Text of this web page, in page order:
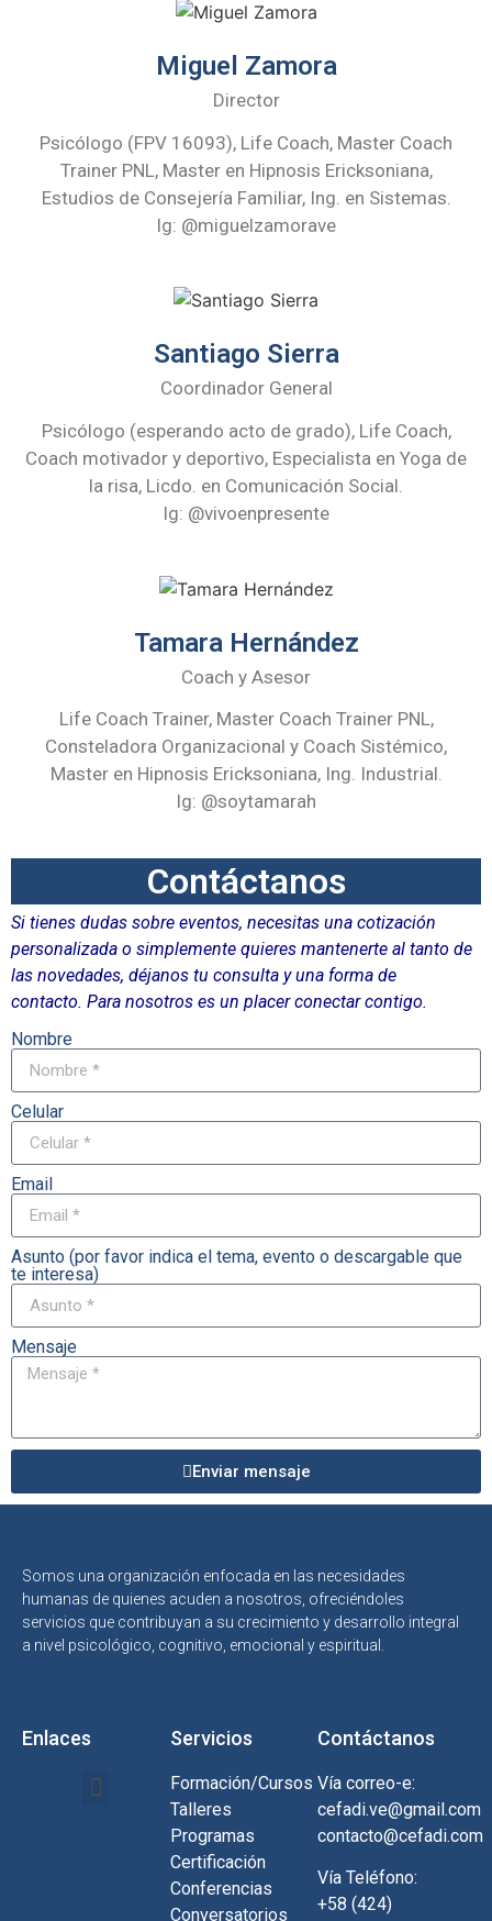
Miguel Zamora
Director
Psicólogo (FPV 16093), Life Coach, Master Coach
Trainer PNL, Master en Hipnosis Ericksoniana,
Estudios de Consejería Familiar, Ing. en Sistemas.
Ig: @miguelzamorave
Santiago Sierra
Coordinador General
Psicólogo (esperando acto de grado), Life Coach,
Coach motivador y deportivo, Especialista en Yoga de
la risa, Licdo. en Comunicación Social.
Ig: @vivoenpresente
Tamara Hernández
Coach y Asesor
Life Coach Trainer, Master Coach Trainer PNL,
Consteladora Organizacional y Coach Sistémico,
Master en Hipnosis Ericksoniana, Ing. Industrial.
Ig: @soytamarah
Contáctanos
Si tienes dudas sobre eventos, necesitas una cotización
personalizada o simplemente quieres mantenerte al tanto de
las novedades, déjanos tu consulta y una forma de
contacto. Para nosotros es un placer conectar contigo.
Nombre
Celular
Email
Asunto (por favor indica el tema, evento o descargable que
te interesa)
Mensaje
Enviar mensaje
Somos una organización enfocada en las necesidades
humanas de quienes acuden a nosotros, ofreciéndoles
servicios que contribuyan a su crecimiento y desarrollo integral
a nivel psicológico, cognitivo, emocional y espiritual.
Enlaces Servicios
Formación/Cursos
Talleres
Programas
Certificación
Conferencias
Conversatorios
Contáctanos
Vía correo-e:
cefadi.ve@gmail.com
contacto@cefadi.com
Vía Teléfono:
+58 (424)